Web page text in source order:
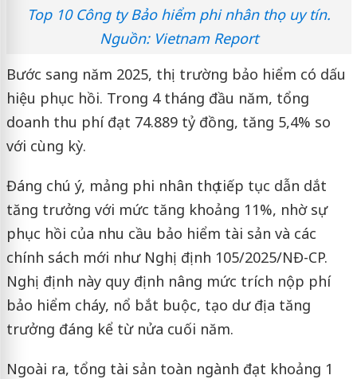
Top 10 Công ty Bảo hiểm phi nhân thọ uy tín.
Nguồn: Vietnam Report
Bước sang năm 2025, thị trường bảo hiểm có dấu
hiệu phục hồi. Trong 4 tháng đầu năm, tổng
doanh thu phí đạt 74.889 tỷ đồng, tăng 5,4% so
với cùng kỳ.
Đáng chú ý, mảng phi nhân thọ tiếp tục dẫn dắt
tăng trưởng với mức tăng khoảng 11%, nhờ sự
phục hồi của nhu cầu bảo hiểm tài sản và các
chính sách mới như Nghị định 105/2025/NĐ-CP.
Nghị định này quy định nâng mức trích nộp phí
bảo hiểm cháy, nổ bắt buộc, tạo dư địa tăng
trưởng đáng kể từ nửa cuối năm.
Ngoài ra, tổng tài sản toàn ngành đạt khoảng 1